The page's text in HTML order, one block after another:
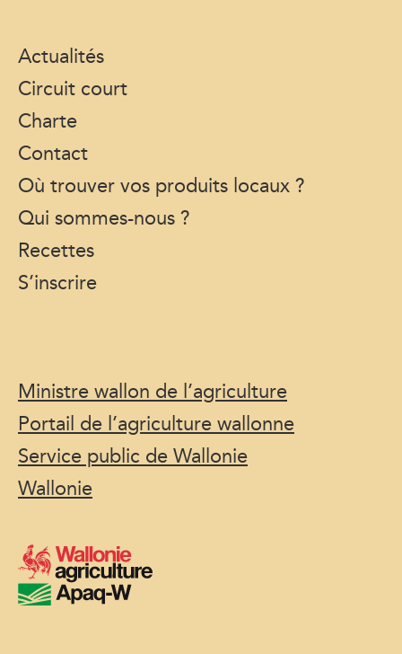
Actualités
Circuit court
Charte
Contact
Où trouver vos produits locaux ?
Qui sommes-nous ?
Recettes
S’inscrire
Ministre wallon de l’agriculture
Portail de l’agriculture wallonne
Service public de Wallonie
Wallonie